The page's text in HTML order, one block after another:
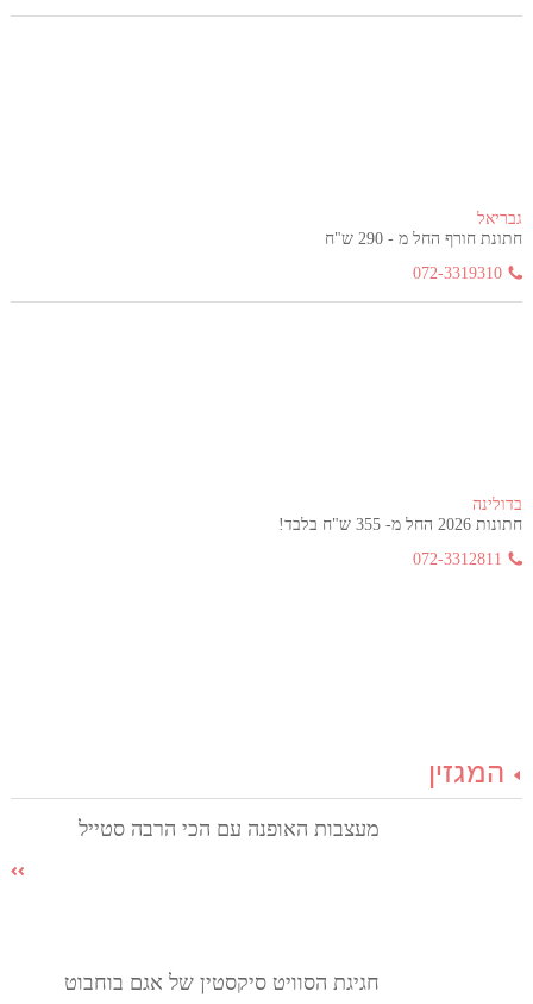
גבריאל
חתונת חורף החל מ - 290 ש"ח
072-3319310
בדולינה
חתונות 2026 החל מ- 355 ש"ח בלבד!
072-3312811
המגזין
מעצבות האופנה עם הכי הרבה סטייל
חגיגת הסוויט סיקסטין של אגם בוחבוט